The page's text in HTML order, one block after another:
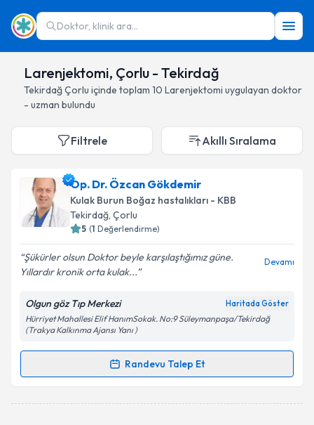
Doktor, klinik ara...
Larenjektomi, Çorlu - Tekirdağ
TekirdağÇorlu içinde toplam 10 Larenjektomi uygulayan doktor
- uzman bulundu
Filtrele Akıllı Sıralama
Op. Dr. Özcan Gökdemir
Kulak Burun Boğaz hastalıkları - KBB
Tekirdağ, Çorlu
5 (1 Değerlendirme)
Şükürler olsun Doktor beyle karşılaştığımız güne.
Yıllardır kronik orta kulak...
Devamı
Olgun göz Tıp Merkezi Haritada Göster
Hürriyet Mahallesi Elif HanımSokak. No:9 Süleymanpaşa/Tekirdağ
(Trakya Kalkınma Ajansı Yanı )
Randevu Talep Et
Randevu Takvimi Talebi